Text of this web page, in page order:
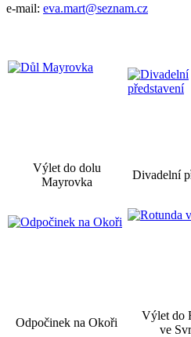
e-mail: eva.mart@seznam.cz
Výlet do dolu
Mayrovka
Divadelní
Odpočinek na Okoři
Výlet do
ve